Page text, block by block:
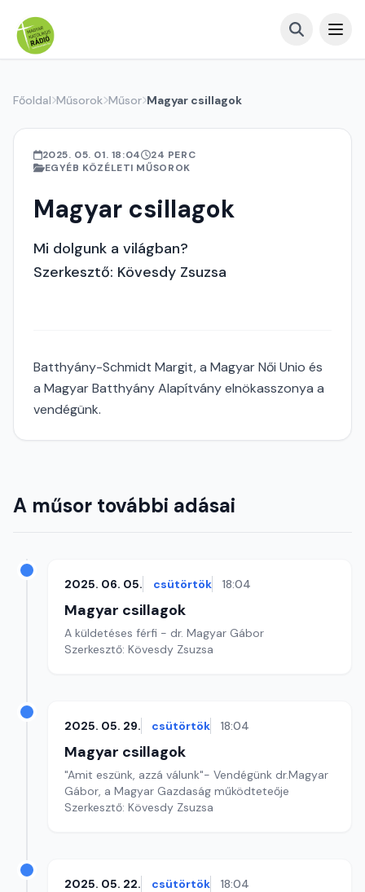
Főoldal Műsorok Műsor Magyar csillagok
2025. 05. 01. 18:04
24 PERC
EGYÉB KÖZÉLETI MŰSOROK
Magyar csillagok
Mi dolgunk a világban?
Szerkesztő: Kövesdy Zsuzsa
Batthyány-Schmidt Margit, a Magyar Női Unio és
a Magyar Batthyány Alapítvány elnökasszonya a
vendégünk.
A műsor további adásai
2025. 06. 05. csütörtök 18:04
Magyar csillagok
A küldetéses férfi - dr. Magyar Gábor
Szerkesztő: Kövesdy Zsuzsa
2025. 05. 29. csütörtök 18:04
Magyar csillagok
"Amit eszünk, azzá válunk"- Vendégünk dr.Magyar
Gábor, a Magyar Gazdaság működteteője
Szerkesztő: Kövesdy Zsuzsa
2025. 05. 22. csütörtök 18:04